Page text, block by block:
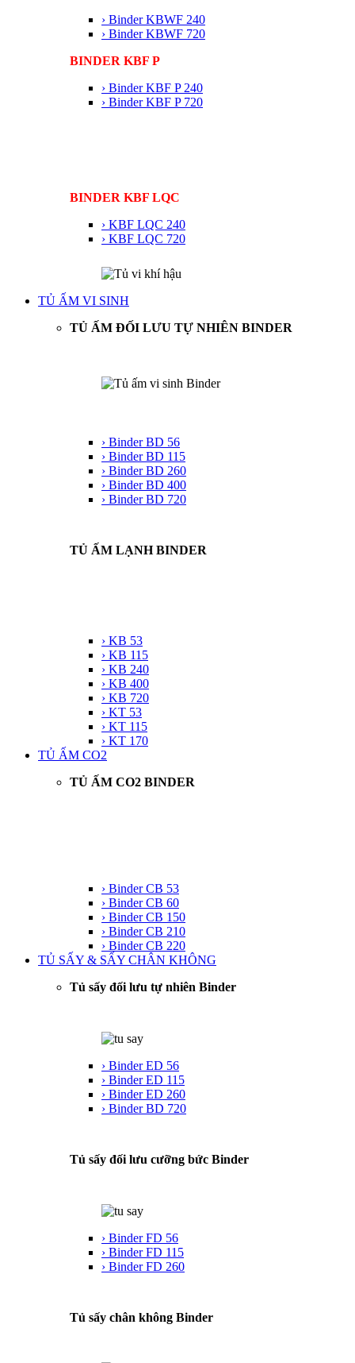
› Binder KBWF 240
› Binder KBWF 720
BINDER KBF P
› Binder KBF P 240
› Binder KBF P 720
BINDER KBF LQC
› KBF LQC 240
› KBF LQC 720
TỦ ẤM VI SINH
TỦ ẤM ĐỐI LƯU TỰ NHIÊN BINDER
› Binder BD 56
› Binder BD 115
› Binder BD 260
› Binder BD 400
› Binder BD 720
TỦ ẤM LẠNH BINDER
› KB 53
› KB 115
› KB 240
› KB 400
› KB 720
› KT 53
› KT 115
› KT 170
TỦ ẤM CO2
TỦ ẤM CO2 BINDER
› Binder CB 53
› Binder CB 60
› Binder CB 150
› Binder CB 210
› Binder CB 220
TỦ SẤY & SẤY CHÂN KHÔNG
Tủ sấy đối lưu tự nhiên Binder
› Binder ED 56
› Binder ED 115
› Binder ED 260
› Binder BD 720
Tủ sấy đối lưu cưỡng bức Binder
› Binder FD 56
› Binder FD 115
› Binder FD 260
Tủ sấy chân không Binder